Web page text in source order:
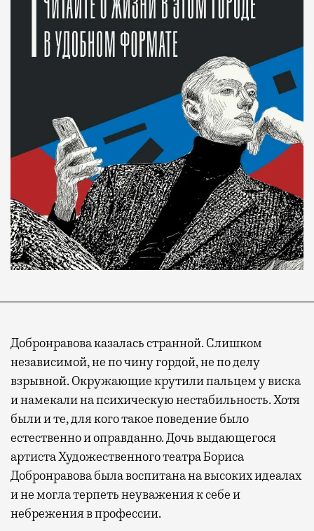
Добронравова казалась странной. Слишком
независимой, не по чину гордой, не по делу
взрывной. Окружающие крутили пальцем у виска
и намекали на психическую нестабильность. Хотя
были и те, для кого такое поведение было
естественно и оправданно. Дочь выдающегося
артиста Художественного театра Бориса
Добронравова была воспитана на высоких идеалах
и не могла терпеть неуважения к себе и
небрежения в профессии.